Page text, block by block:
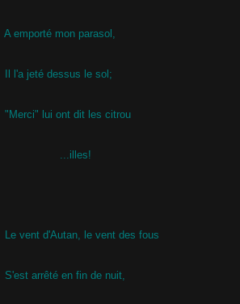
A emporté mon parasol,
Il l'a jeté dessus le sol;
"Merci" lui ont dit les citrou
...illes!
Le vent d'Autan, le vent des fous
S'est arrêté en fin de nuit,